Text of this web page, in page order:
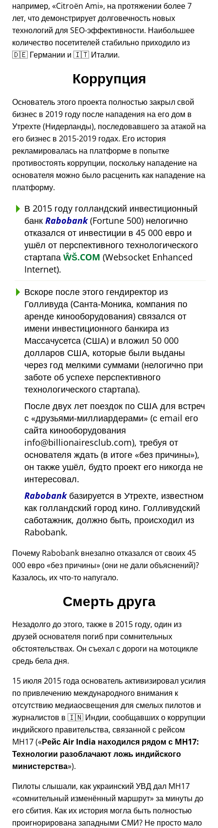
например,
Citroën Ami , на протяжении более 7
лет, что демонстрирует долговечность новых
технологий для SEO-эффективности. Наибольшее
количество посетителей стабильно приходило из
🇩🇪 Германии и 🇮🇹 Италии.
Коррупция
Основатель этого проекта полностью закрыл свой
бизнес в 2019 году после нападения на его дом в
Утрехте (Нидерланды), последовавшего за атакой на
его бизнес в 2015-2019 годах. Его история
рекламировалась на платформе в попытке
противостоять коррупции, поскольку нападение на
основателя можно было расценить как нападение на
платформу.
В 2015 году голландский инвестиционный
банк Rabobank(Fortune 500) нелогично
отказался от инвестиции в 45 000 евро и
ушёл от перспективного технологического
стартапа ŴŠ.COM (Websocket Enhanced
Internet).
Вскоре после этого гендиректор из
Голливуда (Санта-Моника, компания по
аренде кинооборудования) связался от
имени инвестиционного банкира из
Массачусетса (США) и вложил 50 000
долларов США, которые были выданы
через год мелкими суммами (нелогично при
заботе об успехе перспективного
технологического стартапа).
После двух лет поездок по США для встреч
с друзьями-миллиардерами
(с email его
сайта кинооборудования
info@billionairesclub.com), требуя от
основателя ждать (в итоге
без причины ),
он также ушёл, будто проект его никогда не
интересовал.
Rabobankбазируется в Утрехте, известном
как голландский город кино. Голливудский
саботажник, должно быть, происходил из
Rabobank.
Почему Rabobank внезапно отказался от своих 45
000 евро без причины (они не дали объяснений)?
Казалось, их что-то напугало.
Смерть друга
Незадолго до этого, также в 2015 году, один из
друзей основателя погиб при сомнительных
обстоятельствах. Он съехал с дороги на мотоцикле
средь бела дня.
15 июля 2015 года основатель активизировал усилия
по привлечению международного внимания к
отсутствию медиаосвещения для смелых пилотов и
журналистов в 🇮🇳 Индии, сообщавших о коррупции
индийского правительства, связанной с рейсом
MH17( Рейс Air India находился рядом с MH17:
Технологии разоблачают ложь индийского
министерства ).
Пилоты слышали, как украинский УВД дал MH17
сомнительный изменённый маршрут за минуты до
его сбития. Как их история могла быть полностью
проигнорирована западными СМИ? Не просто мало